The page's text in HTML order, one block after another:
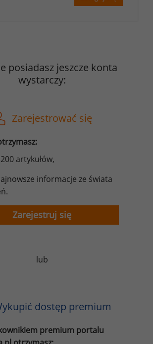
posiadasz jeszcze konta
wystarczy:
Zarejestrować się
artykułów,
informacje ze świata
Zarejestruj się
lub
dostęp premium
premium portalu